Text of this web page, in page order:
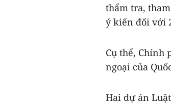
thẩm tra,
ý kiến đối với
Cụ thể, Chính
ngoại của
Hai dự án